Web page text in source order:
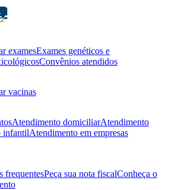
examesExames genéticos e
Convênios atendidos
vacinas
Atendimento domiciliarAtendimento
infantilAtendimento em empresas
frequentesPeça sua nota fiscalConheça o